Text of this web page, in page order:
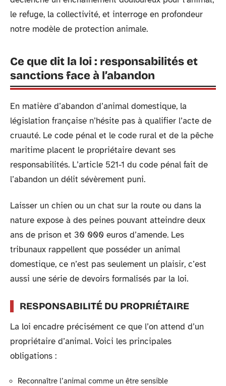
le refuge, la collectivité, et interroge en profondeur
notre modèle de protection animale.
Ce que dit la loi : responsabilités et
sanctions face à l’abandon
En matière d’abandon d’animal domestique, la
législation française n’hésite pas à qualifier l’acte de
cruauté. Le code pénal et le code rural et de la pêche
maritime placent le propriétaire devant ses
responsabilités. L’article 521-1 du code pénal fait de
l’abandon un délit sévèrement puni.
Laisser un chien ou un chat sur la route ou dans la
nature expose à des peines pouvant atteindre deux
ans de prison et 30 000 euros d’amende. Les
tribunaux rappellent que posséder un animal
domestique, ce n’est pas seulement un plaisir, c’est
aussi une série de devoirs formalisés par la loi.
RESPONSABILITÉ DU PROPRIÉTAIRE
La loi encadre précisément ce que l’on attend d’un
propriétaire d’animal. Voici les principales
obligations :
Reconnaître l’animal comme un être sensible